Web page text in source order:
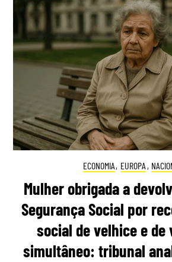
ECONOMIA, EUROPA ,
Mulher obrigada a
Segurança Social por
social de velhice e de
simultâneo: tribunal